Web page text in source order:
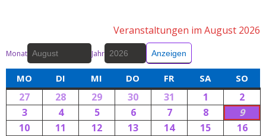
e
:
Veranstaltungen im August 2026
Monat Jahr
MO DI MI DO FR SA SO
27 28 29 30 31 1
2
3
4 5 6 7 8
9
10
11 12 13 14 15
16